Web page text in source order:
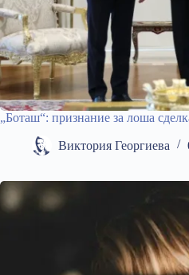
„Боташ“: признание за лоша
Виктория Георгиева